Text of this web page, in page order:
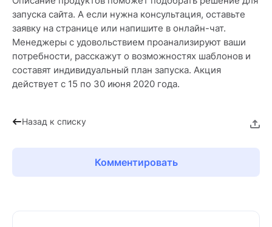
запуска сайта. А если нужна консультация, оставьте
заявку на странице или напишите в онлайн-чат.
Менеджеры с удовольствием проанализируют ваши
потребности, расскажут о возможностях шаблонов и
составят индивидуальный план запуска. Акция
действует с 15 по 30 июня 2020 года.
Назад к списку
Комментировать